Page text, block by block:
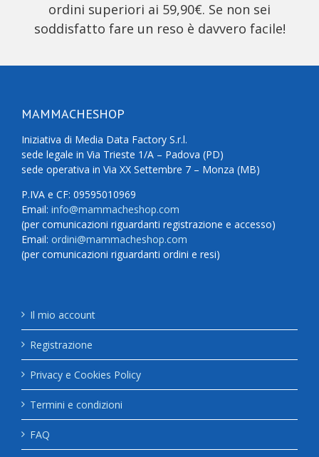
ordini superiori ai 59,90€. Se non sei
soddisfatto fare un reso è davvero facile!
MAMMACHESHOP
Iniziativa di Media Data Factory S.r.l.
sede legale in Via Trieste 1/A – Padova (PD)
sede operativa in Via XX Settembre 7 – Monza (MB)
P.IVA e CF: 09595010969
Email: info@mammacheshop.com
(per comunicazioni riguardanti registrazione e accesso)
Email: ordini@mammacheshop.com
(per comunicazioni riguardanti ordini e resi)
Il mio account
Registrazione
Privacy e Cookies Policy
Termini e condizioni
FAQ